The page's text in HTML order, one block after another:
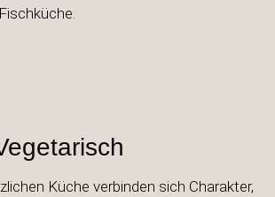
Küche verbinden sich Charakter,